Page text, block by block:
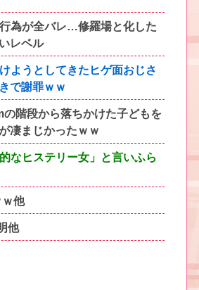
為が全バレ…修羅場と化した
レベル
ようとしてきたヒゲ面おじさ
で謝罪ｗｗ
階段から落ちかけた子どもを
凄まじかったｗｗ
なヒステリー女」と言いふら
ｗ他
他